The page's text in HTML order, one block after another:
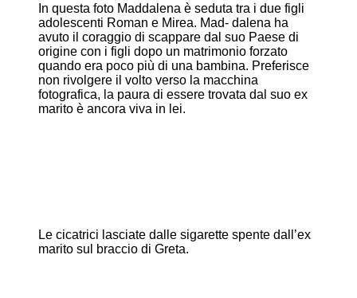
In questa foto Maddalena è seduta tra i due figli
adolescenti Roman e Mirea. Mad- dalena ha
avuto il coraggio di scappare dal suo Paese di
origine con i figli dopo un matrimonio forzato
quando era poco più di una bambina. Preferisce
non rivolgere il volto verso la macchina
fotografica, la paura di essere trovata dal suo ex
marito è ancora viva in lei.
Le cicatrici lasciate dalle sigarette spente dall’ex
marito sul braccio di Greta.